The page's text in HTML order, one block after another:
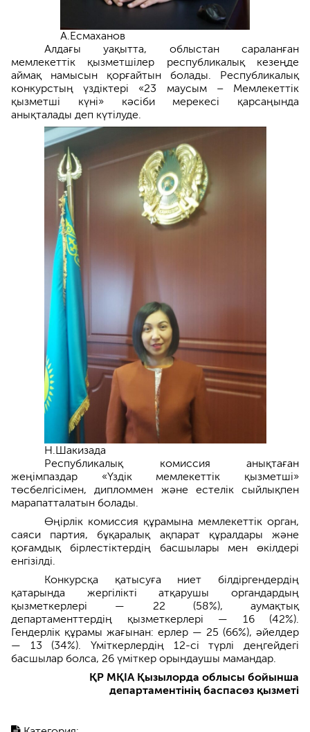
А.Есмаханов
Алдағы уақытта, облыстан сараланған
мемлекеттік қызметшілер республикалық кезеңде
аймақ намысын қорғайтын болады. Республикалық
конкурстың үздіктері «23 маусым – Мемлекеттік
қызметші күні» кәсіби мерекесі қарсаңында
анықталады деп күтілуде.
Н.Шакизада
Республикалық комиссия анықтаған
жеңімпаздар «Үздік мемлекеттік қызметші»
төсбелгісімен, дипломмен және естелік сыйлықпен
марапатталатын болады.
Өңірлік комиссия құрамына мемлекеттік орган,
саяси партия, бұқаралық ақпарат құралдары және
қоғамдық бірлестіктердің басшылары мен өкілдері
енгізілді.
Конкурсқа қатысуға ниет білдіргендердің
қатарында жергілікті атқарушы органдардың
қызметкерлері — 22 (58%), аумақтық
департаменттердің қызметкерлері — 16 (42%).
Гендерлік құрамы жағынан: ерлер — 25 (66%), әйелдер
— 13 (34%). Үміткерлердің 12-сі түрлі деңгейдегі
басшылар болса, 26 үміткер орындаушы мамандар.
ҚР МҚІА Қызылорда облысы бойынша
департаментінің баспасөз қызметі